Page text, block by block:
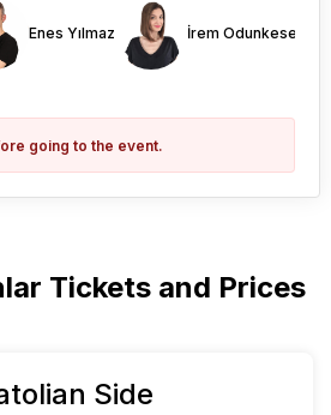
Enes Yılmaz İrem Odunkesen
going to the event.
Tickets and Prices
Side